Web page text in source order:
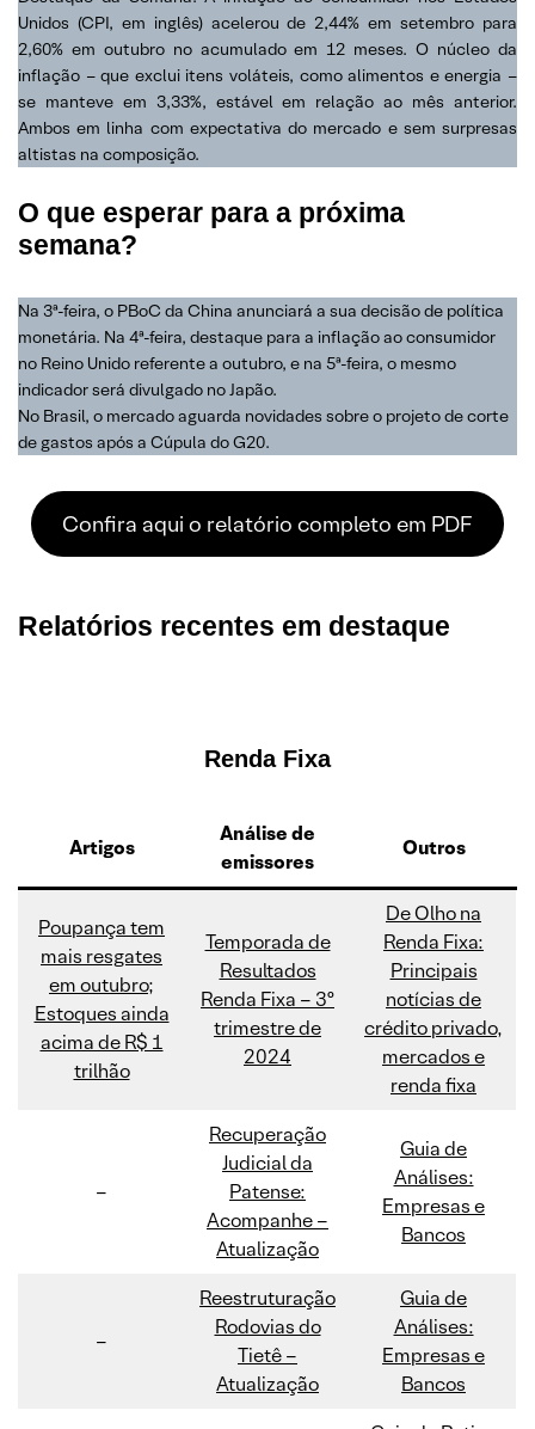
Unidos (CPI, em inglês) acelerou de 2,44% em setembro para
2,60% em outubro no acumulado em 12 meses. O núcleo da
inflação – que exclui itens voláteis, como alimentos e energia –
se manteve em 3,33%, estável em relação ao mês anterior.
Ambos em linha com expectativa do mercado e sem surpresas
altistas na composição.
O que esperar para a próxima
semana?
Na 3ª-feira, o PBoC da China anunciará a sua decisão de política
monetária. Na 4ª-feira, destaque para a inflação ao consumidor
no Reino Unido referente a outubro, e na 5ª-feira, o mesmo
indicador será divulgado no Japão.
No Brasil, o mercado aguarda novidades sobre o projeto de corte
de gastos após a Cúpula do G20.
Confira aqui o relatório completo em PDF
Relatórios recentes em destaque
Renda Fixa
Artigos
Análise de
emissores
Outros
Poupança tem
mais resgates
em outubro;
Estoques ainda
acima de R$ 1
trilhão
Temporada de
Resultados
Renda Fixa – 3º
trimestre de
2024
De Olho na
Renda Fixa:
Principais
notícias de
crédito privado,
mercados e
renda fixa
–
Recuperação
Judicial da
Patense:
Acompanhe –
Atualização
Guia de
Análises:
Empresas e
Bancos
–
Reestruturação
Rodovias do
Tietê –
Atualização
Guia de
Análises:
Empresas e
Bancos